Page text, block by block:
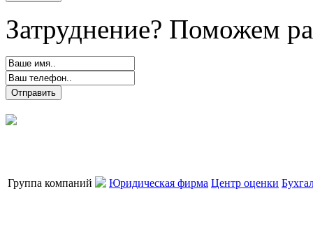
Затруднение? Поможем
Группа компаний Юридическая фирма Центр оценки